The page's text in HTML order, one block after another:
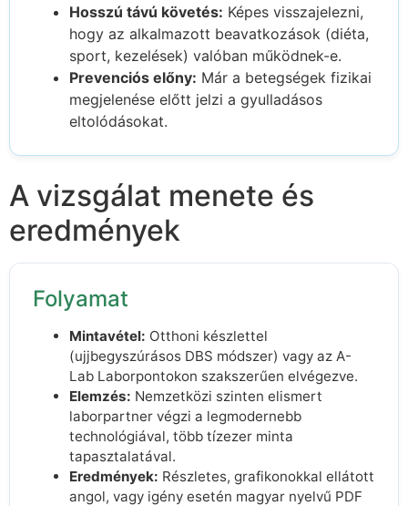
Hosszú távú követés: Képes visszajelezni,
hogy az alkalmazott beavatkozások (diéta,
sport, kezelések) valóban működnek-e.
Prevenciós előny: Már a betegségek fizikai
megjelenése előtt jelzi a gyulladásos
eltolódásokat.
A vizsgálat menete és
eredmények
Folyamat
Mintavétel: Otthoni készlettel
(ujjbegyszúrásos DBS módszer) vagy az A-
Lab Laborpontokon szakszerűen elvégezve.
Elemzés: Nemzetközi szinten elismert
laborpartner végzi a legmodernebb
technológiával, több tízezer minta
tapasztalatával.
Eredmények: Részletes, grafikonokkal ellátott
angol, vagy igény esetén magyar nyelvű PDF